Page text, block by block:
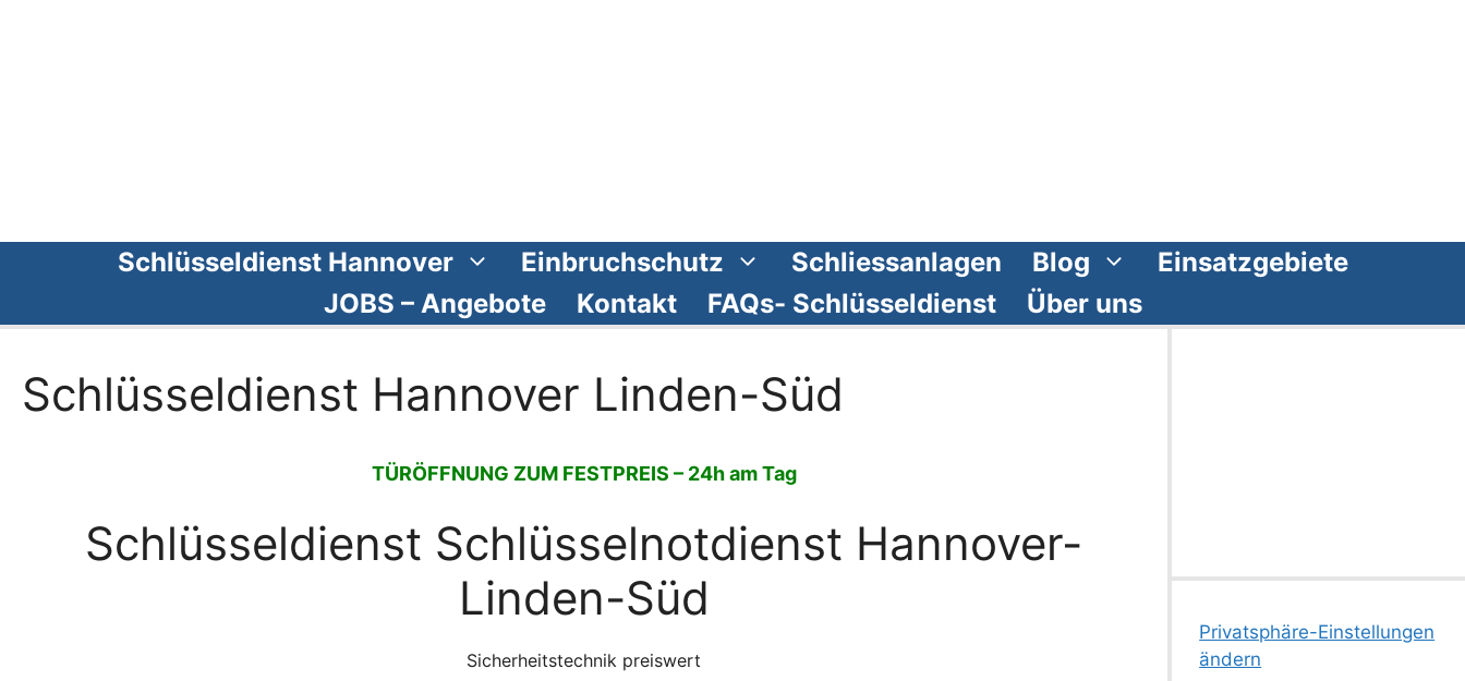
Schlüsseldienst Hannover Einbruchschutz Schliessanlagen Blog
Einsatzgebiete
JOBS – Angebote
Kontakt FAQs- Schlüsseldienst Über uns
Schlüsseldienst Hannover Linden-Süd
TÜRÖFFNUNG ZUM FESTPREIS – 24h am Tag
Schlüsseldienst Schlüsselnotdienst Hannover-
Linden-Süd
Sicherheitstechnik preiswert
Privatsphäre-Einstellungen
ändern